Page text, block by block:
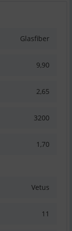
Glasfiber
9,90
2,65
3200
1,70
Vetus
11